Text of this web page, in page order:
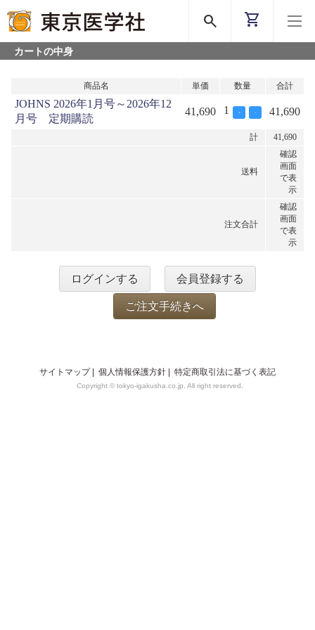
search shopping_cart
カートの中身
商品名 単価 数量 合計
JOHNS 2026年1月号～2026年12
月号 定期購読
41,690 1 + - 41,690
計 41,690
送料
確認
画面
で表
示
注文合計
確認
画面
で表
示
ログインする 会員登録する
ご注文手続きへ
サイトマップ| 個人情報保護方針 特定商取引法に基づく表記
Copyright © tokyo-igakusha.co.jp. All right reserved.